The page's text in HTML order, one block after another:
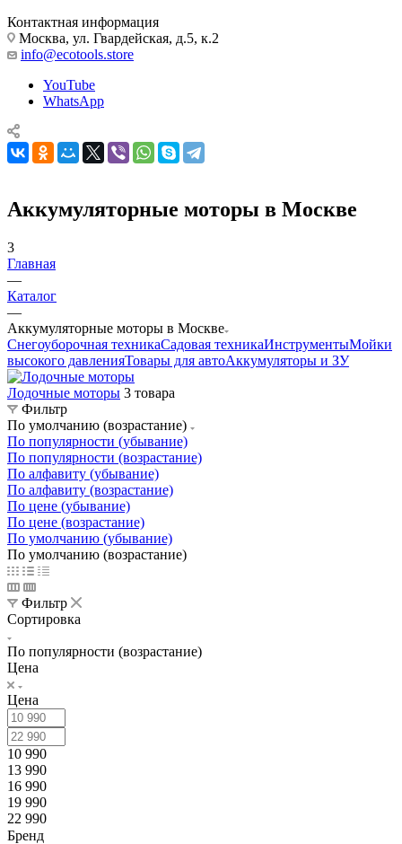
Контактная информация
Москва, ул. Гвардейская, д.5, к.2
info@ecotools.store
YouTube
WhatsApp
Аккумуляторные моторы в Москве
3
Главная
—
Каталог
—
Аккумуляторные моторы в Москве
Снегоуборочная техникаСадовая техникаИнструментыМойки
высокого давленияТовары для автоАккумуляторы и ЗУ
Лодочные моторы 3 товара
Фильтр
По умолчанию (возрастание)
По популярности (убывание)
По популярности (возрастание)
По алфавиту (убывание)
По алфавиту (возрастание)
По цене (убывание)
По цене (возрастание)
По умолчанию (убывание)
По умолчанию (возрастание)
Фильтр
Сортировка
По популярности (возрастание)
Цена
Цена
10 990
13 990
16 990
19 990
22 990
Бренд